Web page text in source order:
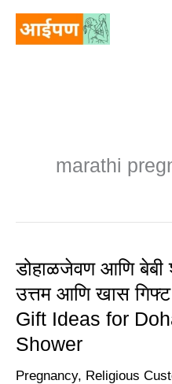
Skip
marathi
डोहाळजेवण आणि बेबी
उत्तम आणि खास
Gift Ideas for
Shower
Pregnancy, Religious
डोहाळजेवण
आणि
बेबी
शॉवरसाठी
आईसाठी